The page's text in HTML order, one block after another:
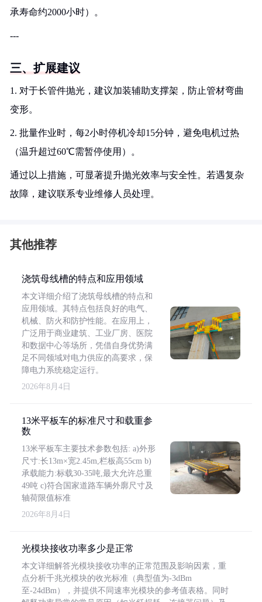
承寿命约2000小时）。
---
三、扩展建议
1. 对于长管件抛光，建议加装辅助支撑架，防止管材弯曲
变形。
2. 批量作业时，每2小时停机冷却15分钟，避免电机过热
（温升超过60℃需暂停使用）。
通过以上措施，可显著提升抛光效率与安全性。若遇复杂
故障，建议联系专业维修人员处理。
其他推荐
浇筑母线槽的特点和应用领域
本文详细介绍了浇筑母线槽的特点和
应用领域。其特点包括良好的电气、
机械、防火和防护性能。在应用上，
广泛用于商业建筑、工业厂房、医院
和数据中心等场所，凭借自身优势满
足不同领域对电力供应的高要求，保
障电力系统稳定运行。
2026年8月4日
13米平板车的标准尺寸和载重参
数
13米平板车主要技术参数包括: a)外形
尺寸:长13m×宽2.45m,栏板高55cm b)
承载能力:标载30-35吨,最大允许总重
49吨 c)符合国家道路车辆外廓尺寸及
轴荷限值标准
2026年8月4日
光模块接收功率多少是正常
本文详细解答光模块接收功率的正常范围及影响因素，重
点分析千兆光模块的收光标准（典型值为-3dBm
至-24dBm），并提供不同速率光模块的参考值表格。同时